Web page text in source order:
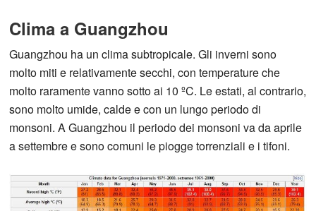
Clima a Guangzhou
Guangzhou ha un clima subtropicale. Gli inverni sono
molto miti e relativamente secchi, con temperature che
molto raramente vanno sotto ai 10 ºC. Le estati, al contrario,
sono molto umide, calde e con un lungo periodo di
monsoni. A Guangzhou il periodo dei monsoni va da aprile
a settembre e sono comuni le piogge torrenziali e i tifoni.